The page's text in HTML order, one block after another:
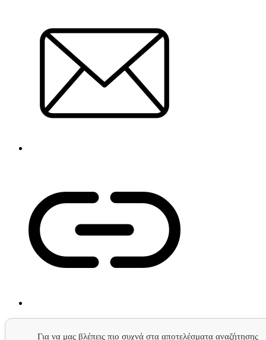
Για να μας βλέπεις πιο συχνά στα αποτελέσματα αναζήτησης